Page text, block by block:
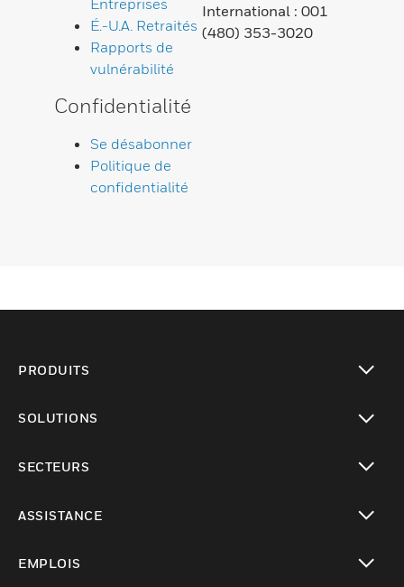
Entreprises
É.-U.A. Retraités
Rapports de
vulnérabilité
International : 001
(480) 353-3020
Confidentialité
Se désabonner
Politique de
confidentialité
PRODUITS
SOLUTIONS
SECTEURS
ASSISTANCE
EMPLOIS